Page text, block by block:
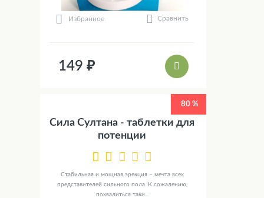
Избранное Сравнить
149 ₽
80 %
Сила Султана - таблетки для
потенции
Стабильная и мощная эрекция – мечта всех
представителей сильного пола. К сожалению,
похвалиться таки...